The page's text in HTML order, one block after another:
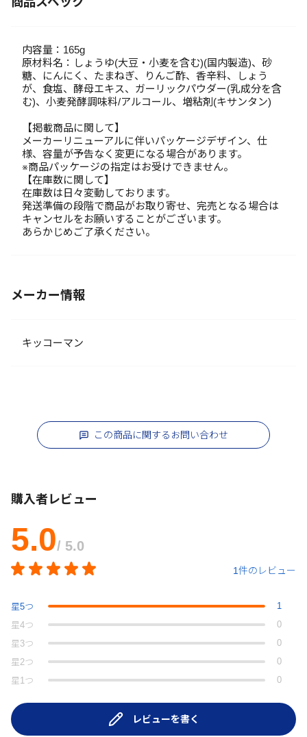
内容量：165g
原材料名：しょうゆ(大豆・小麦を含む)(国内製造)、砂
糖、にんにく、たまねぎ、りんご酢、香辛料、しょう
が、食塩、酵母エキス、ガーリックパウダー(乳成分を含
む)、小麦発酵調味料/アルコール、増粘剤(キサンタン)
【掲載商品に関して】
メーカーリニューアルに伴いパッケージデザイン、仕
様、容量が予告なく変更になる場合があります。
※商品パッケージの指定はお受けできません。
【在庫数に関して】
在庫数は日々変動しております。
発送準備の段階で商品がお取り寄せ、完売となる場合は
キャンセルをお願いすることがございます。
あらかじめご了承ください。
メーカー情報
キッコーマン
この商品に関するお問い合わせ
購入者レビュー
5.0/ 5.0
1件のレビュー
星5つ
1
星4つ
0
星 3つ
0
星 2つ
0
星 1つ 0
レビューを書く